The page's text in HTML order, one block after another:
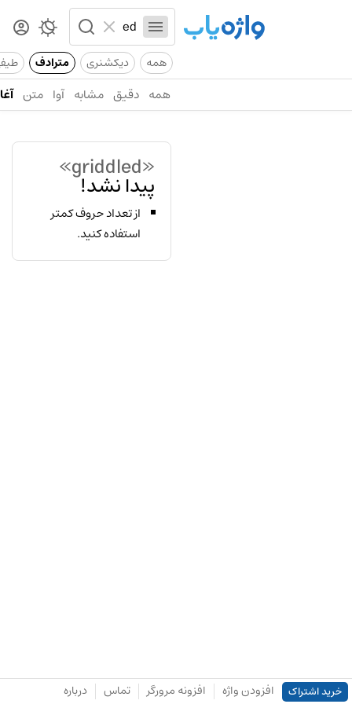
همه دیکشنری مترادف
همه دقیق مشابه آوا متن
«griddled»
پیدا نشد!
از تعداد حروف کمتر
استفاده کنید.
خرید اشتراک افزودن واژه افزونه مرورگر تماس درباره